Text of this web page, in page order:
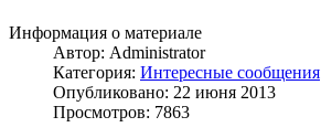
Информация о материале
Автор: Administrator
Категория: Интересные сообщения
Опубликовано: 22 июня 2013
Просмотров: 7863